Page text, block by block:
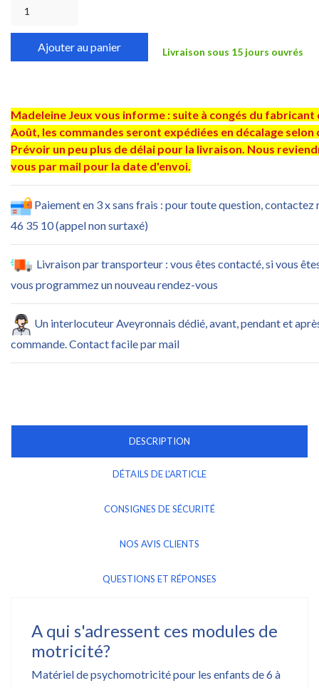
Ajouter au panier Livraison sous 15 jours ouvrés
Madeleine Jeux vous informe : suite à congés du fabricant
Août, les commandes seront expédiées en décalage selon
Prévoir un peu plus de délai pour la livraison. Nous
vous par mail pour la date d'envoi.
Paiement en 3 x sans frais : pour toute question, contactez
46 35 10 (appel non surtaxé)
Livraison par transporteur : vous êtes contacté, si vous
vous programmez un nouveau rendez-vous
Un interlocuteur Aveyronnais dédié, avant, pendant et
commande. Contact facile par mail
DESCRIPTION
DÉTAILS DE L'ARTICLE
CONSIGNES DE SÉCURITÉ
NOS AVIS CLIENTS
QUESTIONS ET RÉPONSES
A qui s'adressent ces modules de
motricité?
Matériel de psychomotricité pour les enfants de 6 à